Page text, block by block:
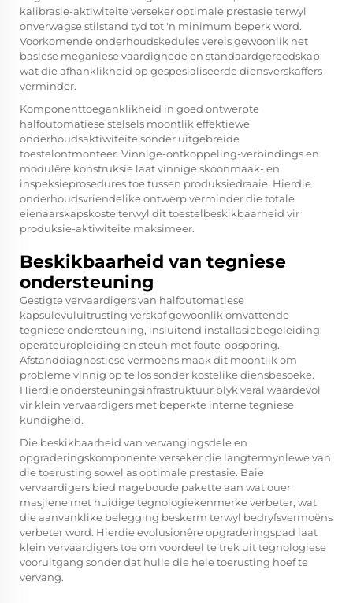
kalibrasie-aktiwiteite verseker optimale prestasie terwyl
onverwagse stilstand tyd tot 'n minimum beperk word.
Voorkomende onderhoudskedules vereis gewoonlik net
basiese meganiese vaardighede en standaardgereedskap,
wat die afhanklikheid op gespesialiseerde diensverskaffers
verminder.
Komponenttoeganklikheid in goed ontwerpte
halfoutomatiese stelsels moontlik effektiewe
onderhoudsaktiwiteite sonder uitgebreide
toestelontmonteer. Vinnige-ontkoppeling-verbindings en
modulêre konstruksie laat vinnige skoonmaak- en
inspeksieprosedures toe tussen produksiedraaie. Hierdie
onderhoudsvriendelike ontwerp verminder die totale
eienaarskapskoste terwyl dit toestelbeskikbaarheid vir
produksie-aktiwiteite maksimeer.
Beskikbaarheid van tegniese
ondersteuning
Gestigte vervaardigers van halfoutomatiese
kapsulevuluitrusting verskaf gewoonlik omvattende
tegniese ondersteuning, insluitend installasiebegeleiding,
operateuropleiding en steun met foute-opsporing.
Afstanddiagnostiese vermoëns maak dit moontlik om
probleme vinnig op te los sonder kostelike diensbesoeke.
Hierdie ondersteuningsinfrastruktuur blyk veral waardevol
vir klein vervaardigers met beperkte interne tegniese
kundigheid.
Die beskikbaarheid van vervangingsdele en
opgraderingskomponente verseker die langtermynlewe van
die toerusting sowel as optimale prestasie. Baie
vervaardigers bied nageboude pakette aan wat ouer
masjiene met huidige tegnologiekenmerke verbeter, wat
die aanvanklike belegging beskerm terwyl bedryfsvermoëns
verbeter word. Hierdie evolusionêre opgraderingspad laat
klein vervaardigers toe om voordeel te trek uit tegnologiese
vooruitgang sonder dat hulle die hele toerusting hoef te
vervang.